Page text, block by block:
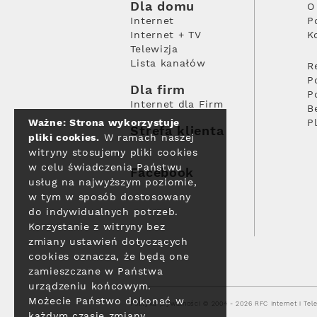
Dla domu
Internet
Internet + TV
Telewizja
Lista kanałów
Dla firm
Internet dla Firm
Strefa klienta
Facebook
Polityka prywatności © 2004 - 2026 RFC Internet i
Ważne: Strona wykorzystuje
pliki cookies. W ramach naszej
witryny stosujemy pliki cookies
w celu świadczenia Państwu
usług na najwyższym poziomie,
w tym w sposób dostosowany
do indywidualnych potrzeb.
Korzystanie z witryny bez
zmiany ustawień dotyczących
cookies oznacza, że będą one
zamieszczane w Państwa
urządzeniu końcowym.
Możecie Państwo dokonać w